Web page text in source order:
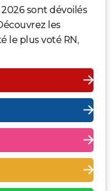
sont dévoilés
les
le plus voté RN,